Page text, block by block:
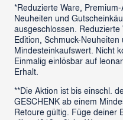
*Reduzierte Ware,
Neuheiten und
ausgeschlossen.
Edition, Schmuck-
Mindesteinkaufswert. Nicht
Einmalig einlösbar auf
Erhalt.
**Die Aktion ist bis einschl.
GESCHENK ab einem
Retoure gültig. Füge deiner